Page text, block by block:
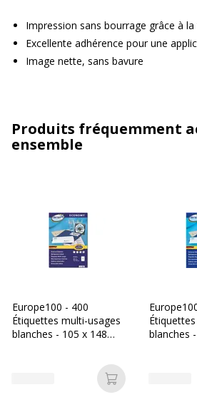
Impression sans bourrage grâce à
Excellente adhérence pour une
Image nette, sans bavure
Produits fréquemment
ensemble
Europe100 - 400
Étiquettes multi-usages
blanches - 105 x 148
Ajouter au
blanches